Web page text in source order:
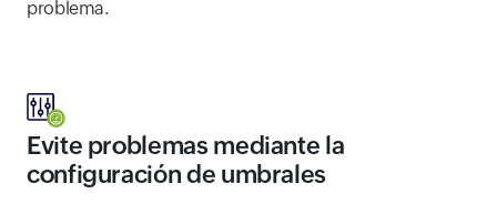
problema.
Evite problemas mediante la
configuración de umbrales